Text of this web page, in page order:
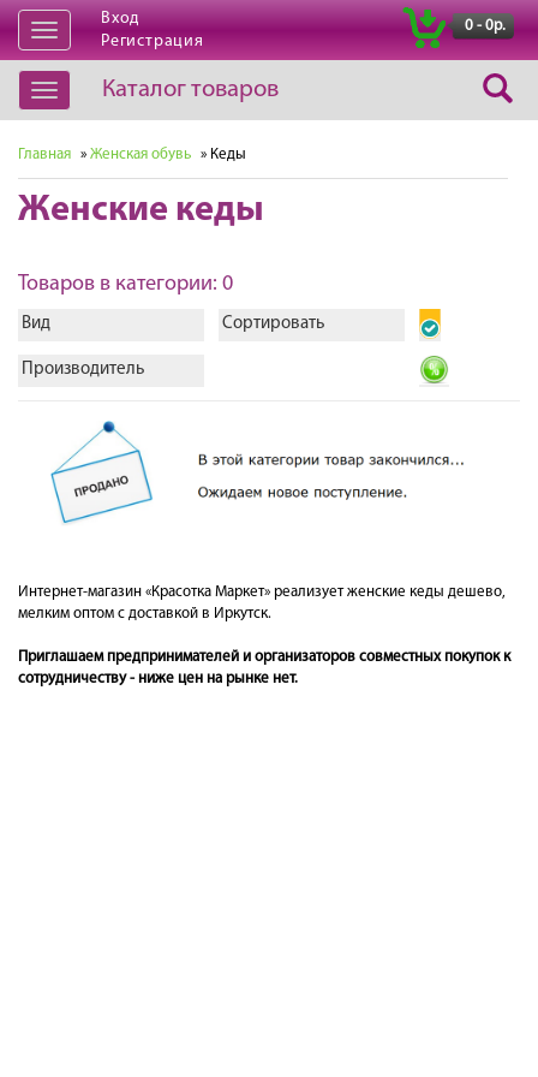
Открыть
навигацию
Вход
Регистрация
0 - 0р.
Открыть
навигацию
Каталог товаров
Главная » Женская обувь » Кеды
Женские кеды
Товаров в категории: 0
Вид Сортировать
Производитель
Интернет-магазин «Красотка Маркет» реализует женские кеды дешево,
мелким оптом с доставкой в Иркутск.
Приглашаем предпринимателей и организаторов совместных покупок к
сотрудничеству - ниже цен на рынке нет.